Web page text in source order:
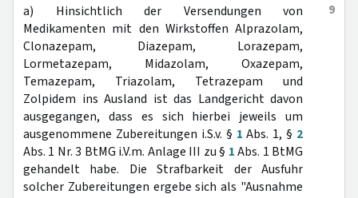
9
a) Hinsichtlich der Versendungen von
Medikamenten mit den Wirkstoffen Alprazolam,
Clonazepam, Diazepam, Lorazepam,
Lormetazepam, Midazolam, Oxazepam,
Temazepam, Triazolam, Tetrazepam und
Zolpidem ins Ausland ist das Landgericht davon
ausgegangen, dass es sich hierbei jeweils um
ausgenommene Zubereitungen i.S.v. § 1 Abs. 1, § 2
Abs. 1 Nr. 3 BtMG i.V.m. Anlage III zu § 1Abs. 1 BtMG
gehandelt habe. Die Strafbarkeit der Ausfuhr
solcher Zubereitungen ergebe sich als "Ausnahme